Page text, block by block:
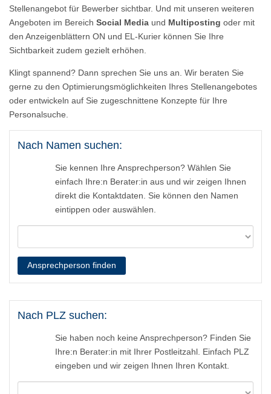
Stellenangebot für Bewerber sichtbar. Und mit unseren weiteren
Angeboten im Bereich Social Media und Multiposting oder mit
den Anzeigenblättern ON und EL-Kurier können Sie Ihre
Sichtbarkeit zudem gezielt erhöhen.
Klingt spannend? Dann sprechen Sie uns an. Wir beraten Sie
gerne zu den Optimierungsmöglichkeiten Ihres Stellenangebotes
oder entwickeln auf Sie zugeschnittene Konzepte für Ihre
Personalsuche.
Nach Namen suchen:
Sie kennen Ihre Ansprechperson? Wählen Sie
einfach Ihre:n Berater:in aus und wir zeigen Ihnen
direkt die Kontaktdaten. Sie können den Namen
eintippen oder auswählen.
Ansprechperson finden
Nach PLZ suchen:
Sie haben noch keine Ansprechperson? Finden Sie
Ihre:n Berater:in mit Ihrer Postleitzahl. Einfach PLZ
eingeben und wir zeigen Ihnen Ihren Kontakt.